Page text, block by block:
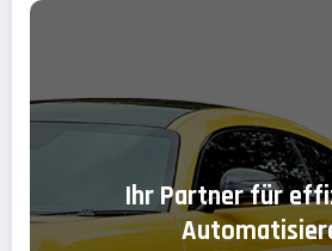
Ihr Partner für